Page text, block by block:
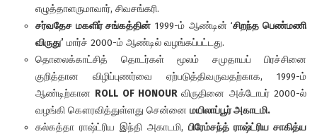
எழுத்தாளருமாவார், சிவசங்கரி.
சர்வதேச மகளிர் சங்கத்தின் 1999-ம் ஆண்டின் ‘சிறந்த பெண்மணி
விருது’ மார்ச் 2000-ம் ஆண்டில் வழங்கப்பட்டது.
தொலைக்காட்சித் தொடர்கள் மூலம் சமுதாயப் பிரச்சினை
குறித்தான விழிப்புணர்வை ஏற்படுத்திவருவதற்காக, 1999-ம்
ஆண்டிற்கான ROLL OF HONOURவிருதினை அக்டோபர் 2000-ல்
வழங்கி கௌரவித்துள்ளது சென்னை மயிலாப்பூர் அகாடமி.
கல்கத்தா ராஷ்ட்ரிய இந்தி அகாடமி, பிரேம்சந்த் ராஷ்ட்ரிய சாகித்ய